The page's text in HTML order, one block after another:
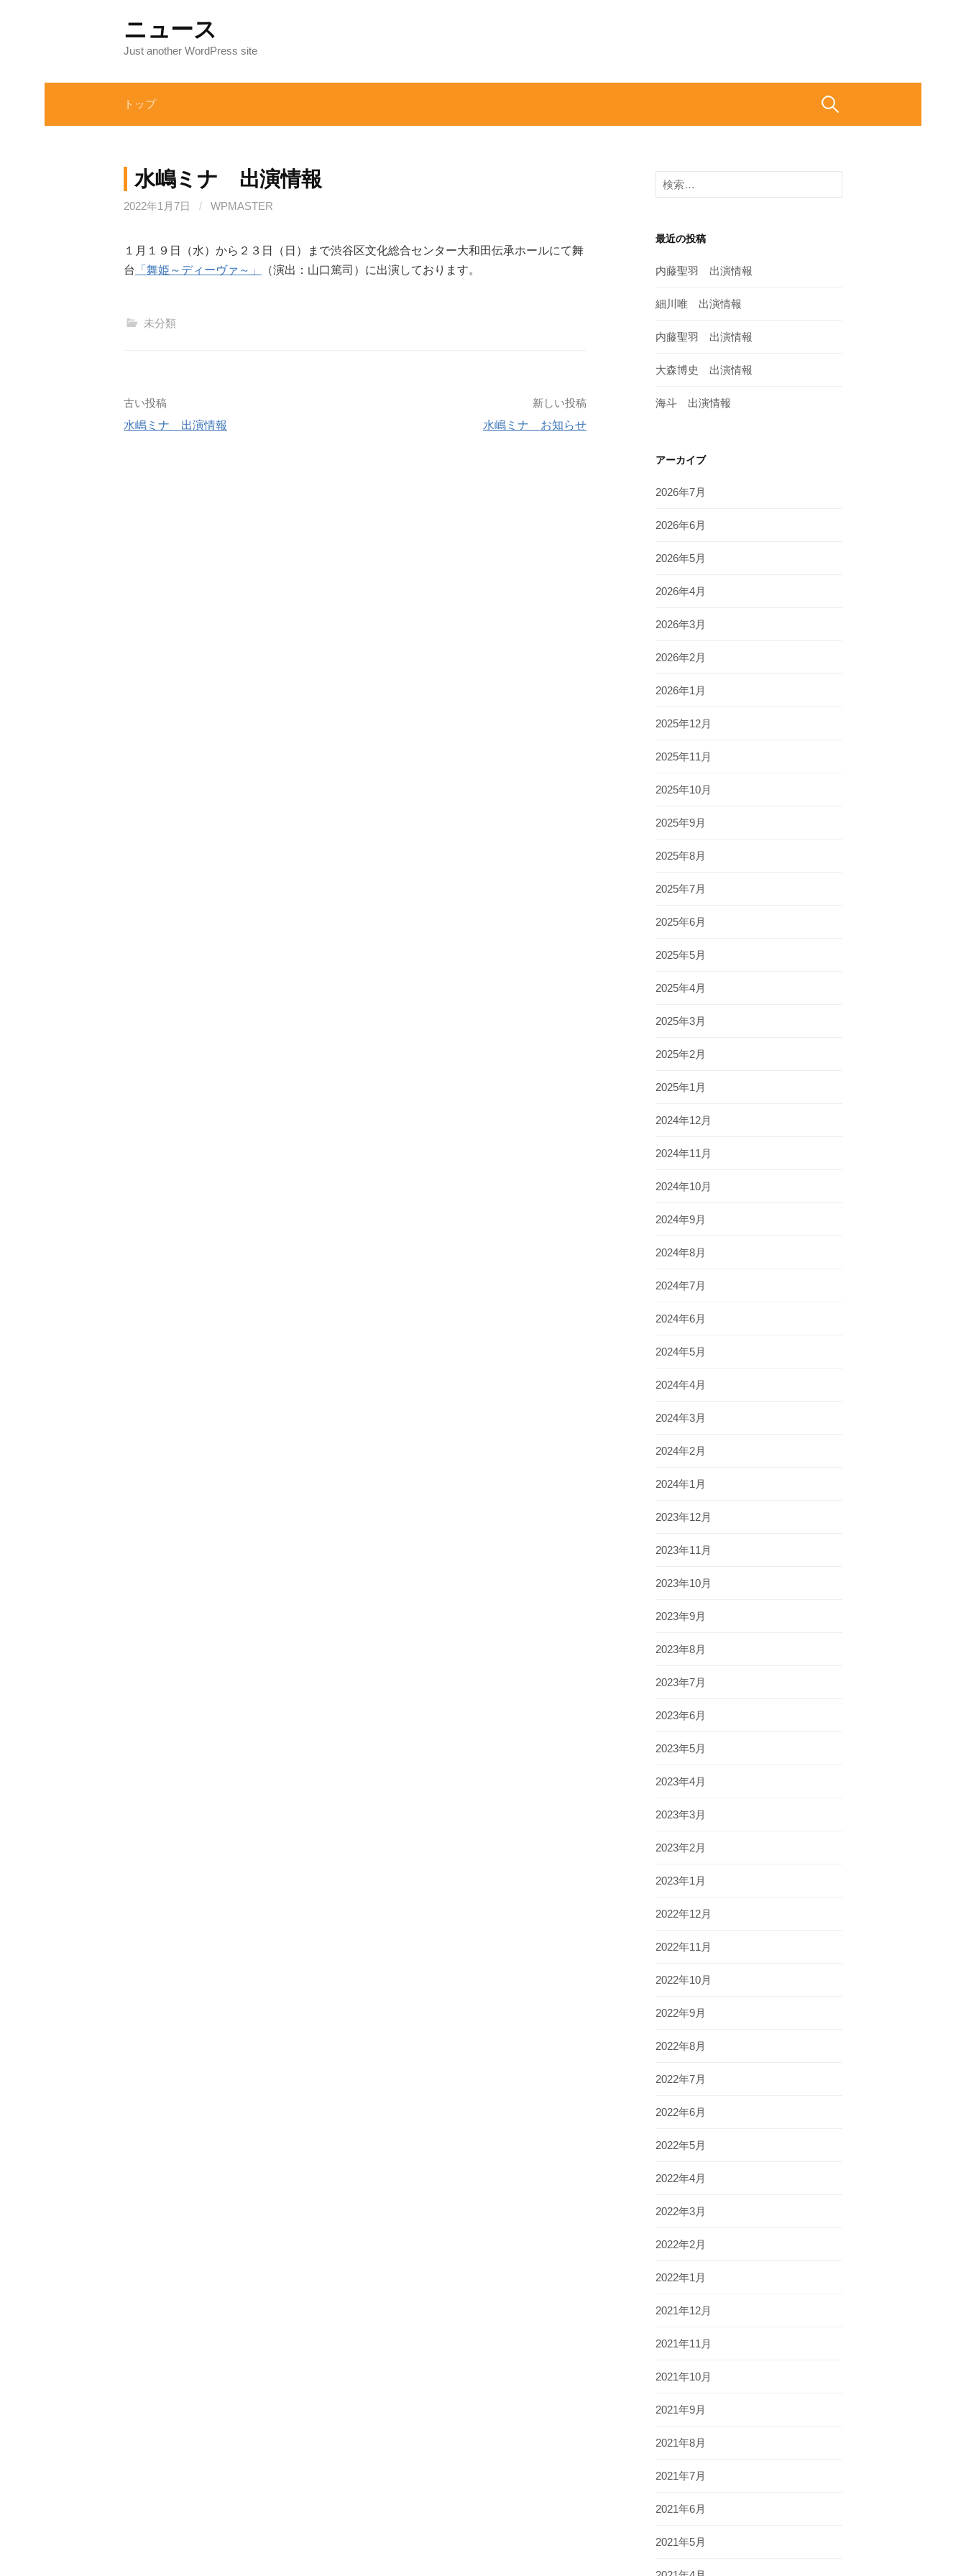
ス
ニュース
Just another WordPress site
トップ 検
水嶋ミナ 出演情報
2022年1月7日 / WPMASTER
１月１９日（水）から２３日（日）まで渋谷区文化総合センター大和田伝承ホールにて舞
台
「舞姫～ディーヴァ～」 （演出：山口篤司）に出演しております。
未分類
古い投稿
水嶋ミナ 出演情報
新しい投稿
水嶋ミナ お知らせ
検
索
最近の投稿
内藤聖羽 出演情報
細川唯 出演情報
内藤聖羽 出演情報
大森博史 出演情報
海斗 出演情報
アーカイブ
2026年7月
2026年6月
2026年5月
2026年4月
2026年3月
2026年2月
2026年1月
2025年12月
2025年11月
2025年10月
2025年9月
2025年8月
2025年7月
2025年6月
2025年5月
2025年4月
2025年3月
2025年2月
2025年1月
2024年12月
2024年11月
2024年10月
2024年9月
2024年8月
2024年7月
2024年6月
2024年5月
2024年4月
2024年3月
2024年2月
2024年1月
2023年12月
2023年11月
2023年10月
2023年9月
2023年8月
2023年7月
2023年6月
2023年5月
2023年4月
2023年3月
2023年2月
2023年1月
2022年12月
2022年11月
2022年10月
2022年9月
2022年8月
2022年7月
2022年6月
2022年5月
2022年4月
2022年3月
2022年2月
2022年1月
2021年12月
2021年11月
2021年10月
2021年9月
2021年8月
2021年7月
2021年6月
2021年5月